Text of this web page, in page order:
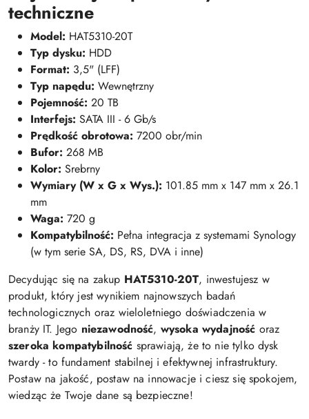
techniczne
Model: HAT5310-20T
Typ dysku: HDD
Format: 3,5" (LFF)
Typ napędu: Wewnętrzny
Pojemność: 20 TB
Interfejs: SATA III - 6 Gb/s
Prędkość obrotowa: 7200 obr/min
Bufor: 268 MB
Kolor: Srebrny
Wymiary (W x G x Wys.): 101.85 mm x 147 mm x 26.1
mm
Waga: 720 g
Kompatybilność: Pełna integracja z systemami Synology
(w tym serie SA, DS, RS, DVA i inne)
Decydując się na zakup HAT5310-20T, inwestujesz w
produkt, który jest wynikiem najnowszych badań
technologicznych oraz wieloletniego doświadczenia w
branży IT. Jego niezawodność, wysoka wydajność oraz
szeroka kompatybilność sprawiają, że to nie tylko dysk
twardy - to fundament stabilnej i efektywnej infrastruktury.
Postaw na jakość, postaw na innowacje i ciesz się spokojem,
wiedząc że Twoje dane są bezpieczne!